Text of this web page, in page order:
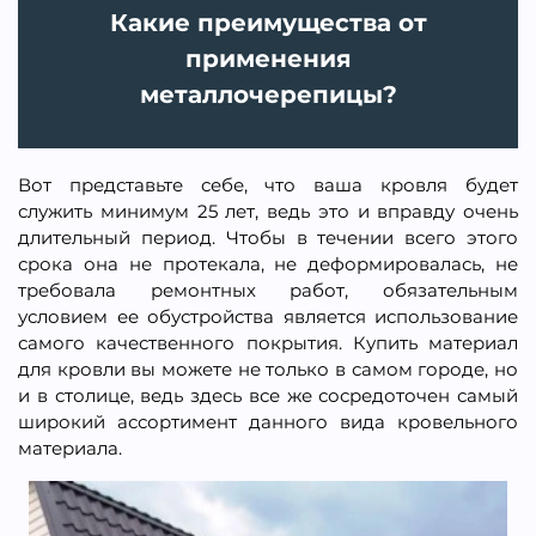
Какие преимущества от
применения
металлочерепицы?
Вот представьте себе, что ваша кровля будет
служить минимум 25 лет, ведь это и вправду очень
длительный период. Чтобы в течении всего этого
срока она не протекала, не деформировалась, не
требовала ремонтных работ, обязательным
условием ее обустройства является использование
самого качественного покрытия. Купить материал
для кровли вы можете не только в самом городе, но
и в столице, ведь здесь все же сосредоточен самый
широкий ассортимент данного вида кровельного
материала.